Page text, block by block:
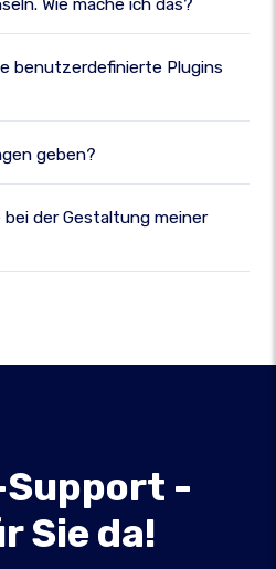
Wie mache ich das?
benutzerdefinierte Plugins
geben?
der Gestaltung meiner
-
Sie da!